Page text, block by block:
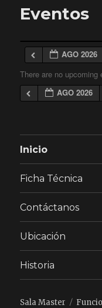
Eventos
AGO 2026
There are no
AGO 2026
Inicio
Ficha Técnica
Contáctanos
Ubicación
Historia
Sala Master